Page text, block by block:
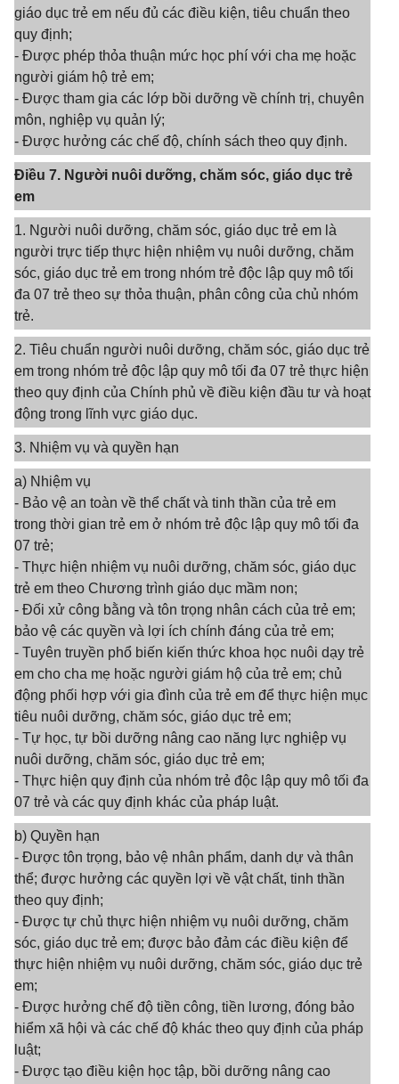
giáo dục trẻ em nếu đủ các điều kiện, tiêu chuẩn theo
quy định;
- Được phép thỏa thuận mức học phí với cha mẹ hoặc
người giám hộ trẻ em;
- Được tham gia các lớp bồi dưỡng về chính trị, chuyên
môn, nghiệp vụ quản lý;
- Được hưởng các chế độ, chính sách theo quy định.
Điều 7. Người nuôi dưỡng, chăm sóc, giáo dục trẻ
em
1. Người nuôi dưỡng, chăm sóc, giáo dục trẻ em là
người trực tiếp thực hiện nhiệm vụ nuôi dưỡng, chăm
sóc, giáo dục trẻ em trong nhóm trẻ độc lập quy mô tối
đa 07 trẻ theo sự thỏa thuận, phân công của chủ nhóm
trẻ.
2. Tiêu chuẩn người nuôi dưỡng, chăm sóc, giáo dục trẻ
em trong nhóm trẻ độc lập quy mô tối đa 07 trẻ thực hiện
theo quy định của Chính phủ về điều kiện đầu tư và hoạt
động trong lĩnh vực giáo dục.
3. Nhiệm vụ và quyền hạn
a) Nhiệm vụ
- Bảo vệ an toàn về thể chất và tinh thần của trẻ em
trong thời gian trẻ em ở nhóm trẻ độc lập quy mô tối đa
07 trẻ;
- Thực hiện nhiệm vụ nuôi dưỡng, chăm sóc, giáo dục
trẻ em theo Chương trình giáo dục mầm non;
- Đối xử công bằng và tôn trọng nhân cách của trẻ em;
bảo vệ các quyền và lợi ích chính đáng của trẻ em;
- Tuyên truyền phổ biến kiến thức khoa học nuôi dạy trẻ
em cho cha mẹ hoặc người giám hộ của trẻ em; chủ
động phối hợp với gia đình của trẻ em để thực hiện mục
tiêu nuôi dưỡng, chăm sóc, giáo dục trẻ em;
- Tự học, tự bồi dưỡng nâng cao năng lực nghiệp vụ
nuôi dưỡng, chăm sóc, giáo dục trẻ em;
- Thực hiện quy định của nhóm trẻ độc lập quy mô tối đa
07 trẻ và các quy định khác của pháp luật.
b) Quyền hạn
- Được tôn trọng, bảo vệ nhân phẩm, danh dự và thân
thể; được hưởng các quyền lợi về vật chất, tinh thần
theo quy định;
- Được tự chủ thực hiện nhiệm vụ nuôi dưỡng, chăm
sóc, giáo dục trẻ em; được bảo đảm các điều kiện để
thực hiện nhiệm vụ nuôi dưỡng, chăm sóc, giáo dục trẻ
em;
- Được hưởng chế độ tiền công, tiền lương, đóng bảo
hiểm xã hội và các chế độ khác theo quy định của pháp
luật;
- Được tạo điều kiện học tập, bồi dưỡng nâng cao